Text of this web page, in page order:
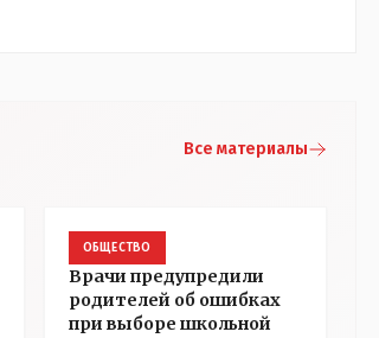
Все материалы
ОБЩЕСТВО
Врачи предупредили
родителей об ошибках
при выборе школьной